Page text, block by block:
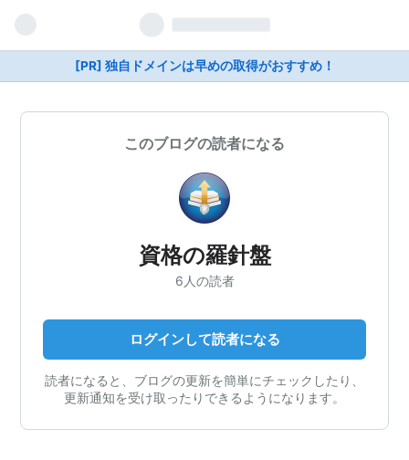
[PR] 独自ドメインは早めの取得がおすすめ！
このブログの読者になる
資格の羅針盤
6人の読者
ログインして読者になる
読者になると、ブログの更新を簡単にチェックしたり、
更新通知を受け取ったりできるようになります。